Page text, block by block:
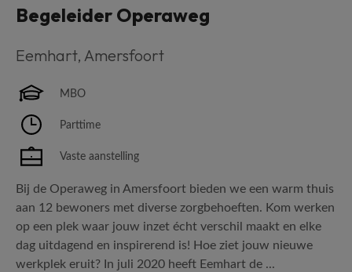
Begeleider Operaweg
Eemhart, Amersfoort
MBO
Parttime
Vaste aanstelling
Bij de Operaweg in Amersfoort bieden we een warm thuis
aan 12 bewoners met diverse zorgbehoeften. Kom werken
op een plek waar jouw inzet écht verschil maakt en elke
dag uitdagend en inspirerend is! Hoe ziet jouw nieuwe
werkplek eruit? In juli 2020 heeft Eemhart de ...